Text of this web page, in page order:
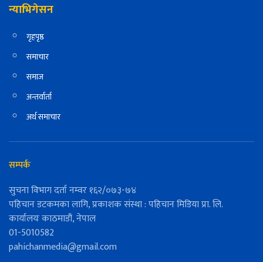
न्याभिगेसन
गृहपृष्ठ
समाचार
समाज
अन्तर्वार्ता
अर्थ समाचार
सम्पर्क
सुचना विभाग दर्ता नम्वर १६२/०७३-७४
पहिचान डटकमका लागि, प्रकाशक संस्था : पहिचान मिडिया प्रा. लि.
कार्यालयः काठमाडौं, नेपाल
01-5010582
pahichanmedia@gmail.com